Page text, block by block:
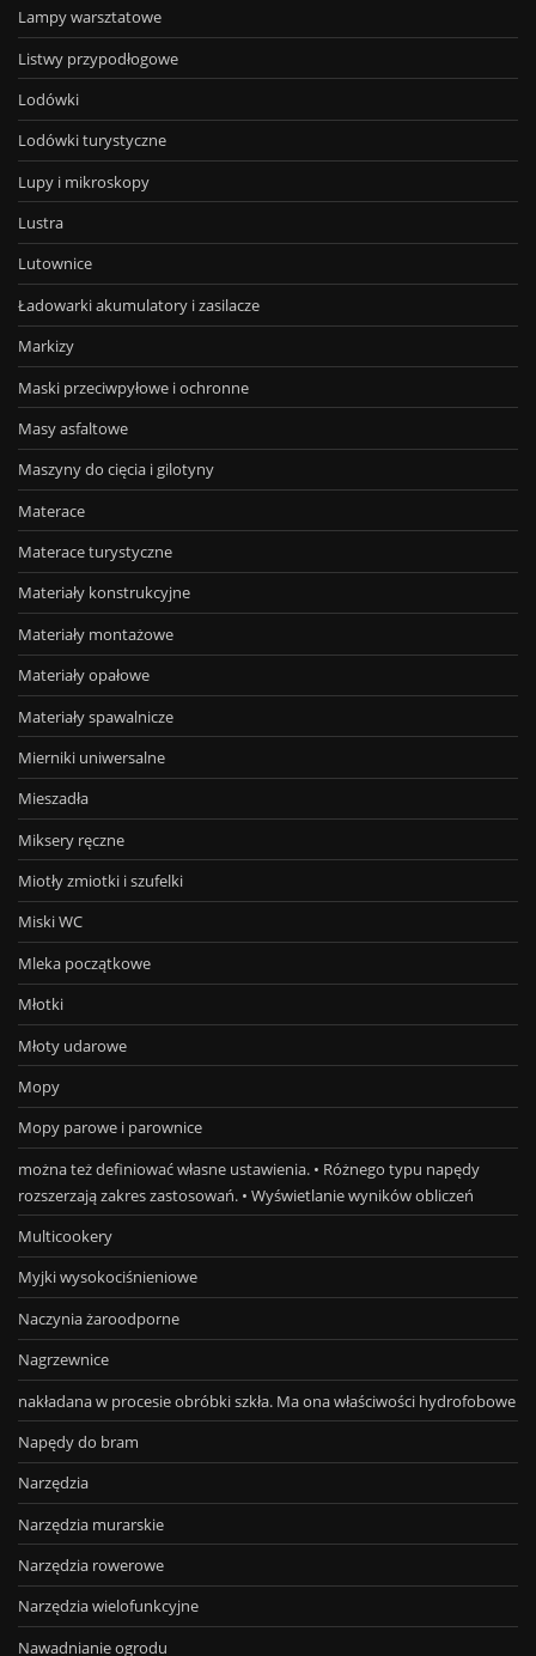
Lampy warsztatowe
Listwy przypodłogowe
Lodówki
Lodówki turystyczne
Lupy i mikroskopy
Lustra
Lutownice
Ładowarki akumulatory i zasilacze
Markizy
Maski przeciwpyłowe i ochronne
Masy asfaltowe
Maszyny do cięcia i gilotyny
Materace
Materace turystyczne
Materiały konstrukcyjne
Materiały montażowe
Materiały opałowe
Materiały spawalnicze
Mierniki uniwersalne
Mieszadła
Miksery ręczne
Miotły zmiotki i szufelki
Miski WC
Mleka początkowe
Młotki
Młoty udarowe
Mopy
Mopy parowe i parownice
można też definiować własne ustawienia. • Różnego typu napędy
rozszerzają zakres zastosowań. • Wyświetlanie wyników obliczeń
Multicookery
Myjki wysokociśnieniowe
Naczynia żaroodporne
Nagrzewnice
nakładana w procesie obróbki szkła. Ma ona właściwości hydrofobowe
Napędy do bram
Narzędzia
Narzędzia murarskie
Narzędzia rowerowe
Narzędzia wielofunkcyjne
Nawadnianie ogrodu